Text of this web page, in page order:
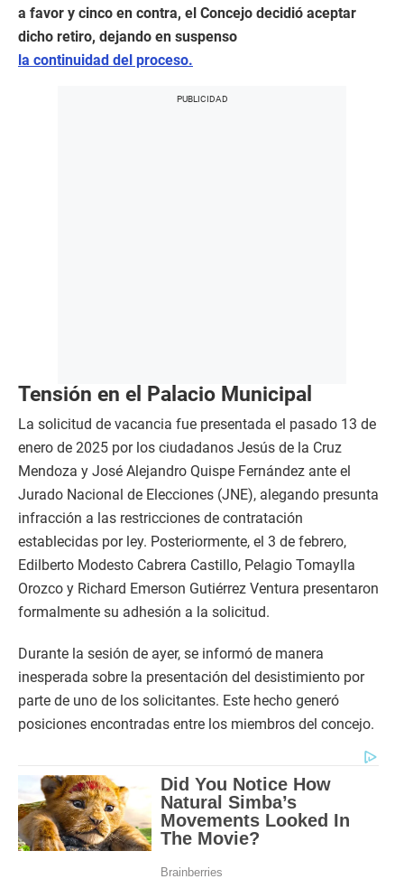
a favor y cinco en contra, el Concejo decidió aceptar
dicho retiro, dejando en suspenso
la continuidad del proceso.
Tensión en el Palacio Municipal
La solicitud de vacancia fue presentada el pasado 13 de
enero de 2025 por los ciudadanos Jesús de la Cruz
Mendoza y José Alejandro Quispe Fernández ante el
Jurado Nacional de Elecciones (JNE), alegando presunta
infracción a las restricciones de contratación
establecidas por ley. Posteriormente, el 3 de febrero,
Edilberto Modesto Cabrera Castillo, Pelagio Tomaylla
Orozco y Richard Emerson Gutiérrez Ventura presentaron
formalmente su adhesión a la solicitud.
Durante la sesión de ayer, se informó de manera
inesperada sobre la presentación del desistimiento por
parte de uno de los solicitantes. Este hecho generó
posiciones encontradas entre los miembros del concejo.